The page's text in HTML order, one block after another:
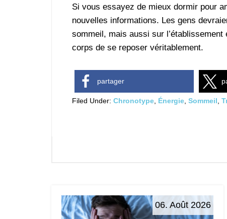
Si vous essayez de mieux dormir pour
nouvelles informations. Les gens
sommeil, mais aussi sur
corps de se reposer véritablement.
partager
Filed Under: Chronotype Énergie Sommeil
06. Août 2026